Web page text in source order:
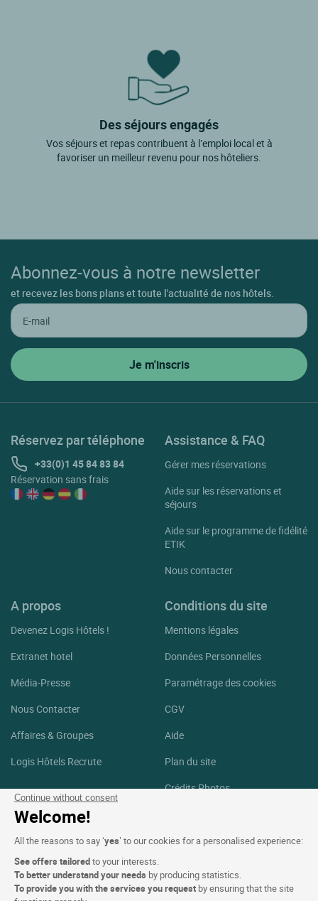
Continue without consent
Welcome!
All the reasons to say ‘yes’ to our cookies for a personalised experience:
See offers tailoredto your interests.
To better understand your needs by producing statistics.
To provide you with the services you request by ensuring that the site
Des séjours engagés
Vos séjours et repas contribuent à l’emploi local et à
favoriser un meilleur revenu pour nos hôteliers.
Abonnez-vous à notre newsletter
et recevez les bons plans et toute l'actualité de nos hôtels.
Réservez par téléphone
+33(0)1 45 84 83 84
Réservation sans frais
Assistance & FAQ
Gérer mes réservations
Aide sur les réservations et
séjours
Aide sur le programme de fidélité
ETIK
Nous contacter
A propos
Devenez Logis Hôtels !
Extranet hotel
Média-Presse
Nous Contacter
Affaires & Groupes
Logis Hôtels Recrute
Conditions du site
Mentions légales
Données Personnelles
Paramétrage des cookies
CGV
Aide
Plan du site
Crédits Photos
Suivez-nous
Facebook Instagram
Linkedin